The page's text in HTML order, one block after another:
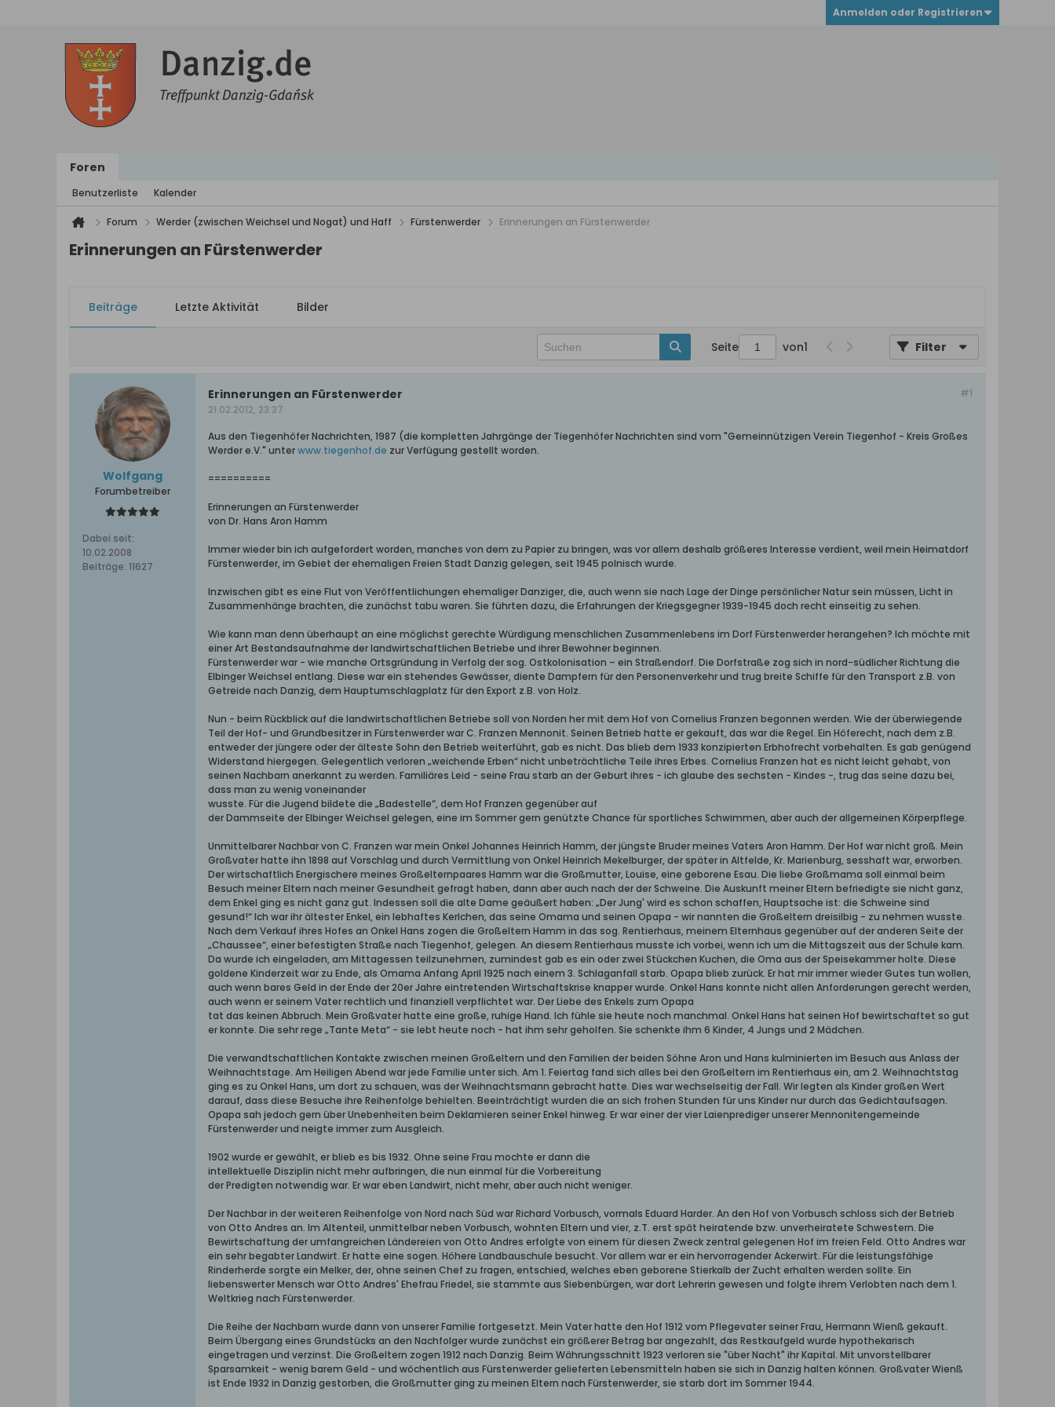
Anmelden oder Registrieren
Foren
Benutzerliste Kalender
Forum Werder (zwischen Weichsel und Nogat) und Haff Fürstenwerder Erinnerungen an Fürstenwerder
Erinnerungen an Fürstenwerder
Beiträge Letzte Aktivität Bilder
Seite von1 Filter
Wolfgang
Forumbetreiber
Dabei seit:
10.02.2008
Beiträge: 11627
#1
Erinnerungen an Fürstenwerder
21.02.2012, 23:37
Aus den Tiegenhöfer Nachrichten, 1987 (die kompletten Jahrgänge der Tiegenhöfer Nachrichten sind vom "Gemeinnützigen Verein Tiegenhof - Kreis Großes
Werder e.V." unterwww.tiegenhof.de zur Verfügung gestellt worden.
==========
Erinnerungen an Fürstenwerder
von Dr. Hans Aron Hamm
Immer wieder bin ich aufgefordert worden, manches von dem zu Papier zu bringen, was vor allem deshalb größeres Interesse verdient, weil mein Heimatdorf
Fürstenwerder, im Gebiet der ehemaligen Freien Stadt Danzig gelegen, seit 1945 polnisch wurde.
Inzwischen gibt es eine Flut von Veröffentlichungen ehemaliger Danziger, die, auch wenn sie nach Lage der Dinge persönlicher Natur sein müssen, Licht in
Zusammenhänge brachten, die zunächst tabu waren. Sie führten dazu, die Erfahrungen der Kriegsgegner 1939-1945 doch recht einseitig zu sehen.
Wie kann man denn überhaupt an eine möglichst gerechte Würdigung menschlichen Zusammenlebens im Dorf Fürstenwerder herangehen? Ich möchte mit
einer Art Bestandsaufnahme der landwirtschaftlichen Betriebe und ihrer Bewohner beginnen.
Fürstenwerder war - wie manche Ortsgründung in Verfolg der sog. Ostkolonisation – ein Straßendorf. Die Dorfstraße zog sich in nord-südlicher Richtung die
Elbinger Weichsel entlang. Diese war ein stehendes Gewässer, diente Dampfern für den Personenverkehr und trug breite Schiffe für den Transport z.B. von
Getreide nach Danzig, dem Hauptumschlagplatz für den Export z.B. von Holz.
Nun - beim Rückblick auf die landwirtschaftlichen Betriebe soll von Norden her mit dem Hof von Cornelius Franzen begonnen werden. Wie der überwiegende
Teil der Hof- und Grundbesitzer in Fürstenwerder war C. Franzen Mennonit. Seinen Betrieb hatte er gekauft, das war die Regel. Ein Höferecht, nach dem z.B.
entweder der jüngere oder der älteste Sohn den Betrieb weiterführt, gab es nicht. Das blieb dem 1933 konzipierten Erbhofrecht vorbehalten. Es gab genügend
Widerstand hiergegen. Gelegentlich verloren „weichende Erben“ nicht unbeträchtliche Teile ihres Erbes. Cornelius Franzen hat es nicht leicht gehabt, von
seinen Nachbarn anerkannt zu werden. Familiäres Leid - seine Frau starb an der Geburt ihres - ich glaube des sechsten - Kindes -, trug das seine dazu bei,
dass man zu wenig voneinander
wusste. Für die Jugend bildete die „Badestelle“, dem Hof Franzen gegenüber auf
der Dammseite der Elbinger Weichsel gelegen, eine im Sommer gern genützte Chance für sportliches Schwimmen, aber auch der allgemeinen Körperpflege.
Unmittelbarer Nachbar von C. Franzen war mein Onkel Johannes Heinrich Hamm, der jüngste Bruder meines Vaters Aron Hamm. Der Hof war nicht groß. Mein
Großvater hatte ihn 1898 auf Vorschlag und durch Vermittlung von Onkel Heinrich Mekelburger, der später in Altfelde, Kr. Marienburg, sesshaft war, erworben.
Der wirtschaftlich Energischere meines Großelternpaares Hamm war die Großmutter, Louise, eine geborene Esau. Die liebe Großmama soll einmal beim
Besuch meiner Eltern nach meiner Gesundheit gefragt haben, dann aber auch nach der der Schweine. Die Auskunft meiner Eltern befriedigte sie nicht ganz,
dem Enkel ging es nicht ganz gut. Indessen soll die alte Dame geäußert haben: „Der Jung' wird es schon schaffen, Hauptsache ist: die Schweine sind
gesund!“ Ich war ihr ältester Enkel, ein lebhaftes Kerlchen, das seine Omama und seinen Opapa - wir nannten die Großeltern dreisilbig - zu nehmen wusste.
Nach dem Verkauf ihres Hofes an Onkel Hans zogen die Großeltern Hamm in das sog. Rentierhaus, meinem Elternhaus gegenüber auf der anderen Seite der
„Chaussee“, einer befestigten Straße nach Tiegenhof, gelegen. An diesem Rentierhaus musste ich vorbei, wenn ich um die Mittagszeit aus der Schule kam.
Da wurde ich eingeladen, am Mittagessen teilzunehmen, zumindest gab es ein oder zwei Stückchen Kuchen, die Oma aus der Speisekammer holte. Diese
goldene Kinderzeit war zu Ende, als Omama Anfang April 1925 nach einem 3. Schlaganfall starb. Opapa blieb zurück. Er hat mir immer wieder Gutes tun wollen,
auch wenn bares Geld in der Ende der 20er Jahre eintretenden Wirtschaftskrise knapper wurde. Onkel Hans konnte nicht allen Anforderungen gerecht werden,
auch wenn er seinem Vater rechtlich und finanziell verpflichtet war. Der Liebe des Enkels zum Opapa
tat das keinen Abbruch. Mein Großvater hatte eine große, ruhige Hand. Ich fühle sie heute noch manchmal. Onkel Hans hat seinen Hof bewirtschaftet so gut
er konnte. Die sehr rege „Tante Meta“ - sie lebt heute noch - hat ihm sehr geholfen. Sie schenkte ihm 6 Kinder, 4 Jungs und 2 Mädchen.
Die verwandtschaftlichen Kontakte zwischen meinen Großeltern und den Familien der beiden Söhne Aron und Hans kulminierten im Besuch aus Anlass der
Weihnachtstage. Am Heiligen Abend war jede Familie unter sich. Am 1. Feiertag fand sich alles bei den Großeltern im Rentierhaus ein, am 2. Weihnachtstag
ging es zu Onkel Hans, um dort zu schauen, was der Weihnachtsmann gebracht hatte. Dies war wechselseitig der Fall. Wir legten als Kinder großen Wert
darauf, dass diese Besuche ihre Reihenfolge behielten. Beeinträchtigt wurden die an sich frohen Stunden für uns Kinder nur durch das Gedichtaufsagen.
Opapa sah jedoch gern über Unebenheiten beim Deklamieren seiner Enkel hinweg. Er war einer der vier Laienprediger unserer Mennonitengemeinde
Fürstenwerder und neigte immer zum Ausgleich.
1902 wurde er gewählt, er blieb es bis 1932. Ohne seine Frau mochte er dann die
intellektuelle Disziplin nicht mehr aufbringen, die nun einmal für die Vorbereitung
der Predigten notwendig war. Er war eben Landwirt, nicht mehr, aber auch nicht weniger.
Der Nachbar in der weiteren Reihenfolge von Nord nach Süd war Richard Vorbusch, vormals Eduard Harder. An den Hof von Vorbusch schloss sich der Betrieb
von Otto Andres an. Im Altenteil, unmittelbar neben Vorbusch, wohnten Eltern und vier, z.T. erst spät heiratende bzw. unverheiratete Schwestern. Die
Bewirtschaftung der umfangreichen Ländereien von Otto Andres erfolgte von einem für diesen Zweck zentral gelegenen Hof im freien Feld. Otto Andres war
ein sehr begabter Landwirt. Er hatte eine sogen. Höhere Landbauschule besucht. Vor allem war er ein hervorragender Ackerwirt. Für die leistungsfähige
Rinderherde sorgte ein Melker, der, ohne seinen Chef zu fragen, entschied, welches eben geborene Stierkalb der Zucht erhalten werden sollte. Ein
liebenswerter Mensch war Otto Andres' Ehefrau Friedel, sie stammte aus Siebenbürgen, war dort Lehrerin gewesen und folgte ihrem Verlobten nach dem 1.
Weltkrieg nach Fürstenwerder.
Die Reihe der Nachbarn wurde dann von unserer Familie fortgesetzt. Mein Vater hatte den Hof 1912 vom Pflegevater seiner Frau, Hermann Wienß gekauft.
Beim Übergang eines Grundstücks an den Nachfolger wurde zunächst ein größerer Betrag bar angezahlt, das Restkaufgeld wurde hypothekarisch
eingetragen und verzinst. Die Großeltern zogen 1912 nach Danzig. Beim Währungsschnitt 1923 verloren sie "über Nacht" ihr Kapital. Mit unvorstellbarer
Sparsamkeit - wenig barem Geld - und wöchentlich aus Fürstenwerder gelieferten Lebensmitteln haben sie sich in Danzig halten können. Großvater Wienß
ist Ende 1932 in Danzig gestorben, die Großmutter ging zu meinen Eltern nach Fürstenwerder, sie starb dort im Sommer 1944.